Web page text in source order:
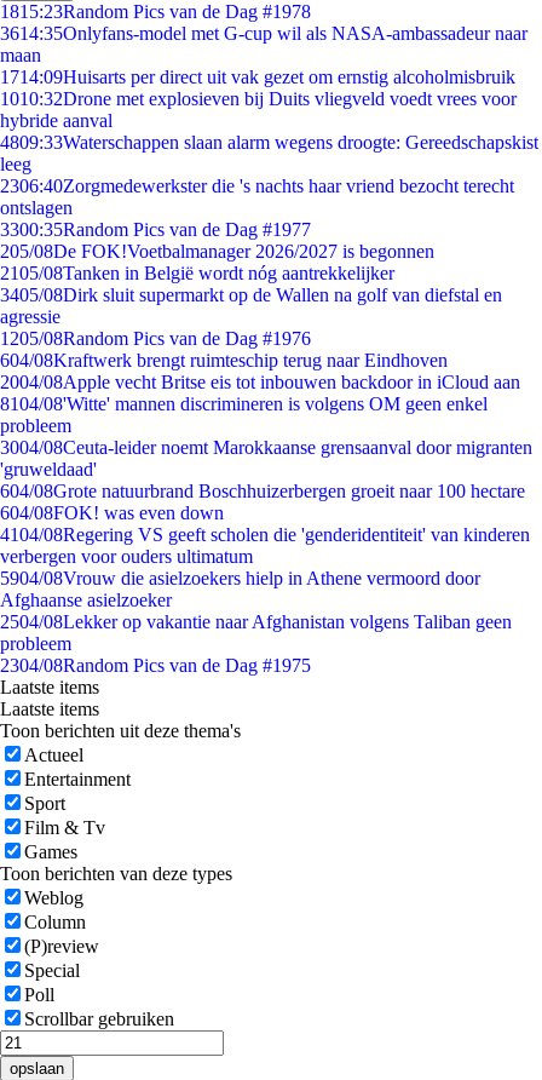
1815:23Random Pics van de Dag #1978
3614:35Onlyfans-model met G-cup wil als NASA-ambassadeur naar
maan
1714:09Huisarts per direct uit vak gezet om ernstig alcoholmisbruik
1010:32Drone met explosieven bij Duits vliegveld voedt vrees voor
hybride aanval
4809:33Waterschappen slaan alarm wegens droogte: Gereedschapskist
leeg
2306:40Zorgmedewerkster die 's nachts haar vriend bezocht terecht
ontslagen
3300:35Random Pics van de Dag #1977
205/08De FOK!Voetbalmanager 2026/2027 is begonnen
2105/08Tanken in België wordt nóg aantrekkelijker
3405/08Dirk sluit supermarkt op de Wallen na golf van diefstal en
agressie
1205/08Random Pics van de Dag #1976
604/08Kraftwerk brengt ruimteschip terug naar Eindhoven
2004/08Apple vecht Britse eis tot inbouwen backdoor in iCloud aan
8104/08'Witte' mannen discrimineren is volgens OM geen enkel
probleem
3004/08Ceuta-leider noemt Marokkaanse grensaanval door migranten
'gruweldaad'
604/08Grote natuurbrand Boschhuizerbergen groeit naar 100 hectare
604/08FOK! was even down
4104/08Regering VS geeft scholen die 'genderidentiteit' van kinderen
verbergen voor ouders ultimatum
5904/08Vrouw die asielzoekers hielp in Athene vermoord door
Afghaanse asielzoeker
2504/08Lekker op vakantie naar Afghanistan volgens Taliban geen
probleem
2304/08Random Pics van de Dag #1975
Laatste items
Laatste items
Toon berichten uit deze thema's
Actueel
Entertainment
Sport
Film & Tv
Games
Toon berichten van deze types
Weblog
Column
(P)review
Special
Poll
Scrollbar gebruiken
opslaan